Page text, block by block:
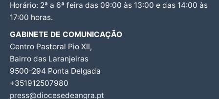
Horário: 2ª a 6ª feira das 09:00 às 13:00 e das 14:00 às
17:00 horas.
GABINETE DE COMUNICAÇÃO
Centro Pastoral Pio XII,
Bairro das Laranjeiras
9500-294 Ponta Delgada
+351912507980
press@diocesedeangra.pt